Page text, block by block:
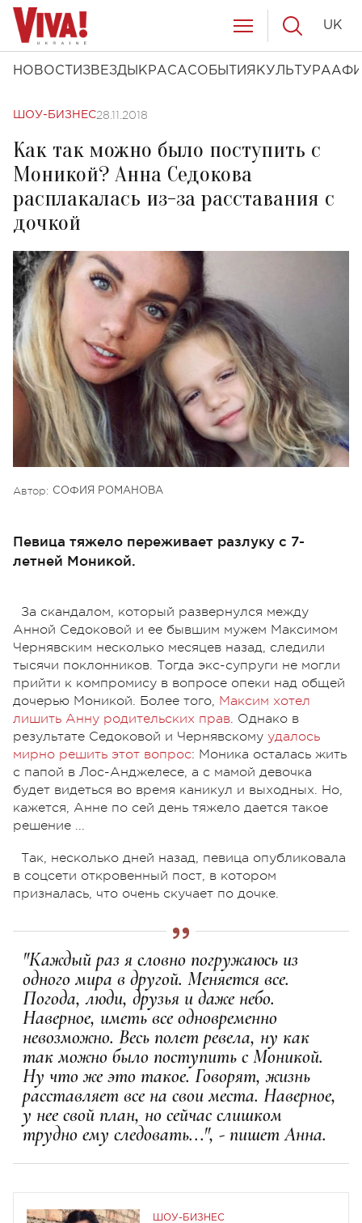
НОВОСТИ ЗВЕЗДЫ КРАСАСОБЫТИЯ КУЛЬТУРА
UK
ШОУ-БИЗНЕС28.11.2018
Как так можно было поступить с
Моникой? Анна Седокова
расплакалась из-за расставания с
дочкой
Автор: СОФИЯ РОМАНОВА
Певица тяжело переживает разлуку с 7-
летней Моникой.
За скандалом, который развернулся между
Анной Седоковой и ее бывшим мужем Максимом
Чернявским несколько месяцев назад, следили
тысячи поклонников. Тогда экс-супруги не могли
прийти к компромису в вопросе опеки над общей
дочерью Моникой. Более того, Максим хотел
лишить Анну родительских прав. Однако в
результате Седоковой и Чернявскому удалось
мирно решить этот вопрос: Моника осталась жить
с папой в Лос-Анджелесе, а с мамой девочка
будет видеться во время каникул и выходных. Но,
кажется, Анне по сей день тяжело дается такое
решение ...
Так, несколько дней назад, певица опубликовала
в соцсети откровенный пост, в котором
призналась, что очень скучает по дочке.
"Каждый раз я словно погружаюсь из
одного мира в другой. Меняется все.
Погода, люди, друзья и даже небо.
Наверное, иметь все одновременно
невозможно. Весь полет ревела, ну как
так можно было поступить с Моникой.
Ну что же это такое. Говорят, жизнь
расставляет все на свои места. Наверное,
у нее свой план, но сейчас слишком
трудно ему следовать...", - пишет Анна.
ШОУ-БИЗНЕС